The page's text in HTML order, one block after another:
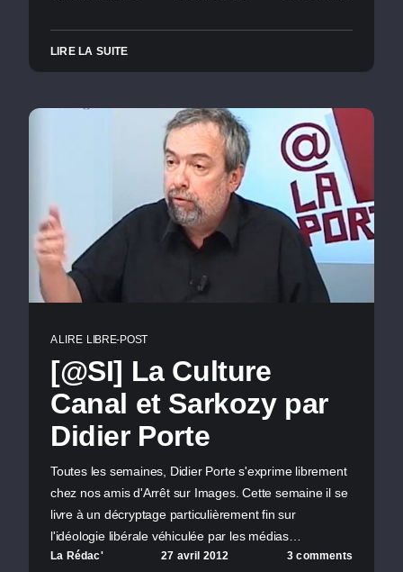
LIRE LA SUITE
A LIRE LIBRE-POST
[@SI] La Culture
Canal et Sarkozy par
Didier Porte
Toutes les semaines, Didier Porte s'exprime librement
chez nos amis d'Arrêt sur Images. Cette semaine il se
livre à un décryptage particulièrement fin sur
l'idéologie libérale véhiculée par les médias…
La Rédac' 27 avril 2012 3 comments